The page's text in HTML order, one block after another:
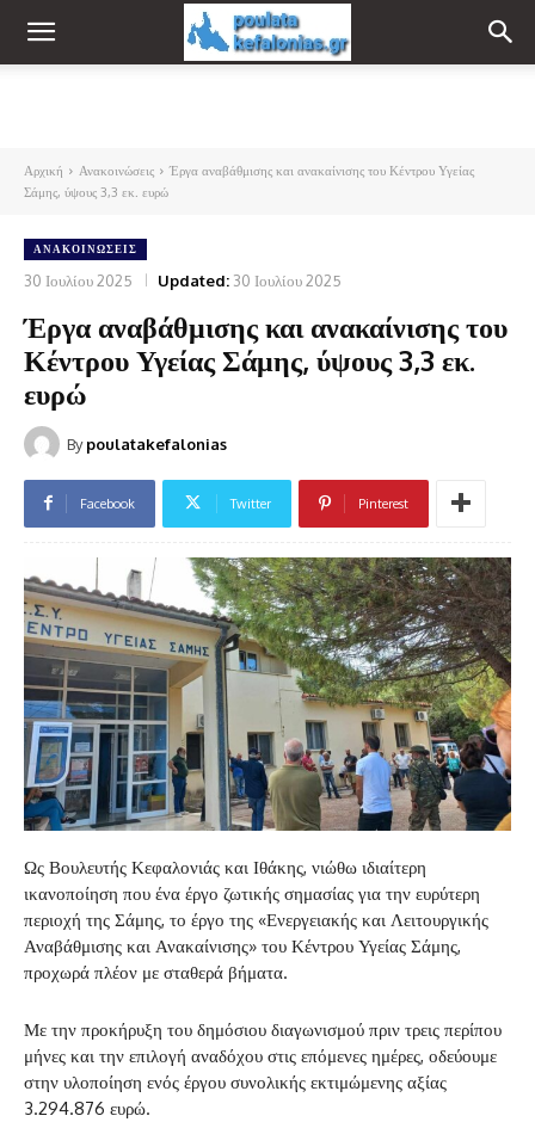
Αρχική Ανακοινώσεις
Έργα αναβάθμισης και ανακαίνισης του Κέντρου Υγείας
Σάμης, ύψους 3,3 εκ. ευρώ
ΑΝΑΚΟΙΝΏΣΕΙΣ
30 Ιουλίου 2025 Updated: 30 Ιουλίου 2025
Έργα αναβάθμισης και ανακαίνισης του
Κέντρου Υγείας Σάμης, ύψους 3,3 εκ.
ευρώ
By poulatakefalonias
Facebook Twitter Pinterest
Ως Βουλευτής Κεφαλονιάς και Ιθάκης, νιώθω ιδιαίτερη
ικανοποίηση που ένα έργο ζωτικής σημασίας για την ευρύτερη
περιοχή της Σάμης, το έργο της «Ενεργειακής και Λειτουργικής
Αναβάθμισης και Ανακαίνισης» του Κέντρου Υγείας Σάμης,
προχωρά πλέον με σταθερά βήματα.
Με την προκήρυξη του δημόσιου διαγωνισμού πριν τρεις περίπου
μήνες και την επιλογή αναδόχου στις επόμενες ημέρες, οδεύουμε
στην υλοποίηση ενός έργου συνολικής εκτιμώμενης αξίας
3.294.876 ευρώ.